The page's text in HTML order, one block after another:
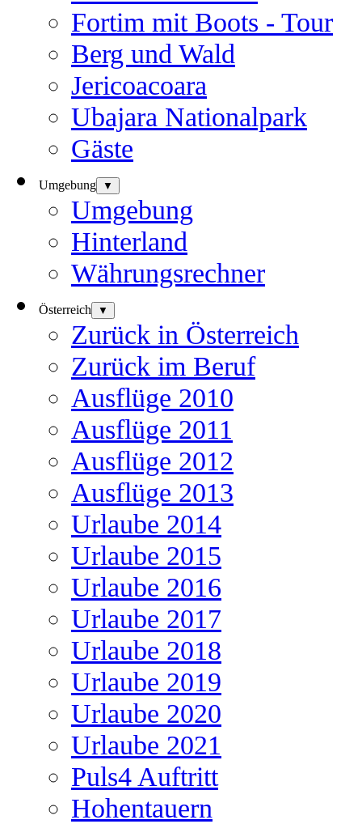
Fortim mit Boots - Tour
Berg und Wald
Jericoacoara
Ubajara Nationalpark
Gäste
Umgebung ▼
Umgebung
Hinterland
Währungsrechner
Österreich ▼
Zurück in Österreich
Zurück im Beruf
Ausflüge 2010
Ausflüge 2011
Ausflüge 2012
Ausflüge 2013
Urlaube 2014
Urlaube 2015
Urlaube 2016
Urlaube 2017
Urlaube 2018
Urlaube 2019
Urlaube 2020
Urlaube 2021
Puls4 Auftritt
Hohentauern